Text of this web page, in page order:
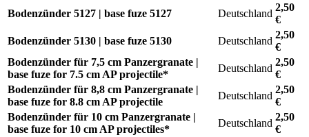
Bodenzünder 5127 | base fuze 5127
Deutschland
2,50
€
Bodenzünder 5130 | base fuze 5130
Deutschland
2,50
€
Bodenzünder für 7,5 cm Panzergranate |
base fuze for 7.5 cm AP projectile*
Deutschland
2,50
€
Bodenzünder für 8,8 cm Panzergranate |
base fuze for 8.8 cm AP projectile
Deutschland
2,50
€
Bodenzünder für 10 cm Panzergranate |
base fuze for 10 cm AP projectiles*
Deutschland
2,50
€